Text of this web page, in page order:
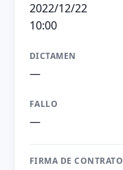
2022/12/22
10:00
DICTAMEN
—
FALLO
—
FIRMA DE CONTRATO